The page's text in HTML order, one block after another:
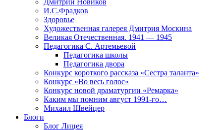
Дмитрий Новиков
И.С.Фрадков
Здоровье
Художественная галерея Дмитрия Москина
Великая Отечественная. 1941 — 1945
Педагогика С. Артемьевой
Педагогика школы
Педагогика двора
Конкурс короткого рассказа «Сестра таланта»
Конкурс «Во весь голос»
Конкурс новой драматургии «Ремарка»
Каким мы помним август 1991-го…
Михаил Швейцер
Блоги
Блог Лицея